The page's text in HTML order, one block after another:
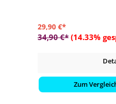
29,90 €*
34,90 €* (14.33%
Zum